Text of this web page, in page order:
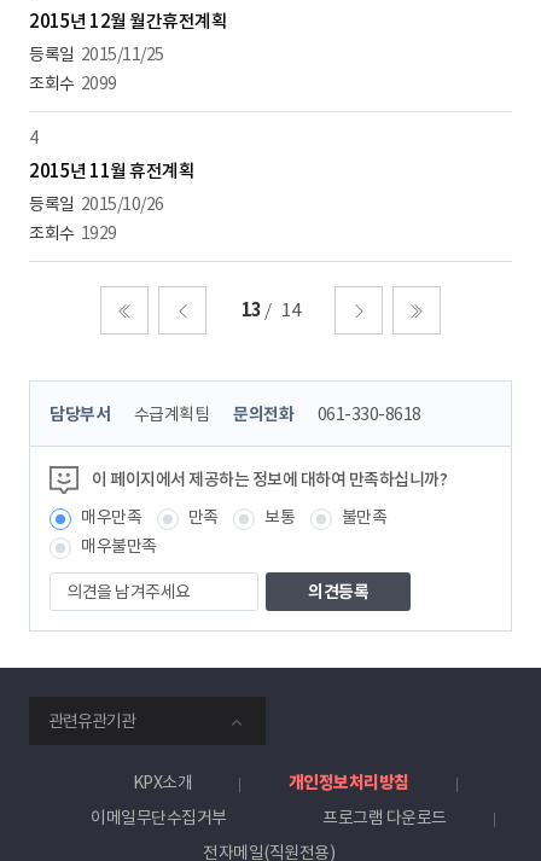
2015년 12월 월간휴전계획
2015/11/25
2099
4
2015년 11월 휴전계획
2015/10/26
1929
13 14
콘
츠
정
보
책
임
자
담당부서 수급계획팀 문의전화 061-330-8618
이 페이지에서 제공하는 정보에 대하여 만족하십니까?
매우만족
만족 보통
불만족
매우불만족
의
견
을
겨
주
세
요
관련유관기관
KPX소개
개인정보처리방침
이메일무단수집거부
프로그램 다운로드
전자메일(직원전용)